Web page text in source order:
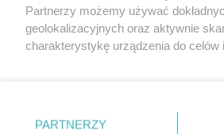
Partnerzy możemy używać
geolokalizacyjnych oraz aktywnie
charakterystykę urządzenia do celów
zmienić/wycofać klikając przycisk
PARTNERZY